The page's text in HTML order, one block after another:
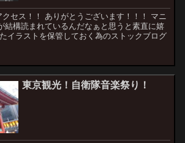
セス！！ ありがとうございます！！！ マニ
結構読まれているんだなぁと思うと素直に嬉
東京観光！自衛隊音楽祭り！